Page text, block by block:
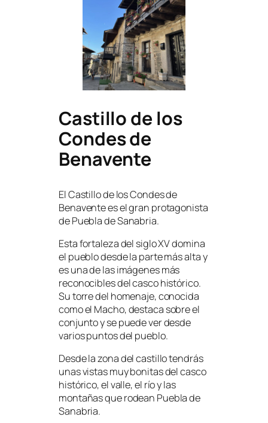
Castillo de los
Condes de
Benavente
El Castillo de los Condes de
Benavente es el gran protagonista
de Puebla de Sanabria.
Esta fortaleza del siglo XV domina
el pueblo desde la parte más alta y
es una de las imágenes más
reconocibles del casco histórico.
Su torre del homenaje, conocida
como el Macho, destaca sobre el
conjunto y se puede ver desde
varios puntos del pueblo.
Desde la zona del castillo tendrás
unas vistas muy bonitas del casco
histórico, el valle, el río y las
montañas que rodean Puebla de
Sanabria.